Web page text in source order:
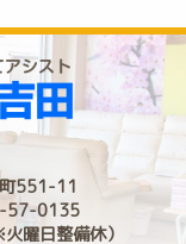
551-11
57-0135
曜日整備休）